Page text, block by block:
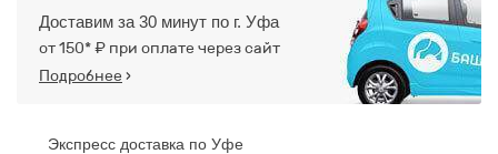
Доставим за 30 минут по г. Уфа
от 150* ₽ при оплате через сайт
Подробнее ›
Экспресс доставка по Уфе